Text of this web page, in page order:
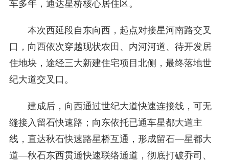
车多年，通达星桥核心居住区。
本次西延段自东向西，起点对接星河南路交叉
口，向西依次穿越现状农田、内河河道、待开发居
住地块，途经三大新建住宅项目北侧，最终落地世
纪大道交叉口。
建成后，向西通过世纪大道快速连接线，可无
缝接入留石快速路；向东依托已通车星都大道主
线，直达秋石快速路星桥互通，形成留石—星都大
道—秋石东西贯通快速联络通道，彻底打破乔司、